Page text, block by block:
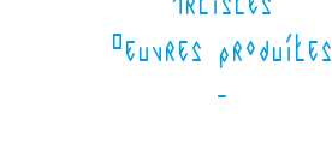
Oeuvres produites
-